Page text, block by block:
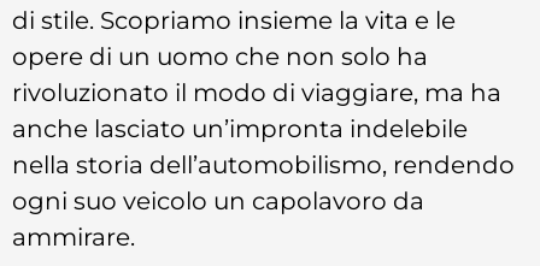
di stile. Scopriamo insieme la vita e le
opere di un uomo che non solo ha
rivoluzionato il modo di viaggiare, ma ha
anche lasciato un’impronta indelebile
nella storia dell’automobilismo, rendendo
ogni suo veicolo un capolavoro da
ammirare.